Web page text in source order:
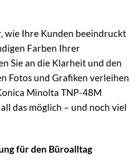
wie Ihre Kunden beeindruckt
Farben Ihrer
Sie an die Klarheit und den
Fotos und Grafiken verleihen
Minolta TNP-48M
das möglich – und noch viel
für den Büroalltag